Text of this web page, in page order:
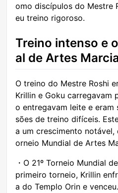
omo discípulos do Mestre
eu treino rigoroso.
Treino intenso e
al de Artes
O treino do Mestre Roshi
Krillin e Goku carregavam
o entregavam leite e eram
sões de treino difíceis.
a um crescimento
orneio Mundial de Artes
・O 21º Torneio Mundial
primeiro torneio, Krillin
a do Templo Orin e